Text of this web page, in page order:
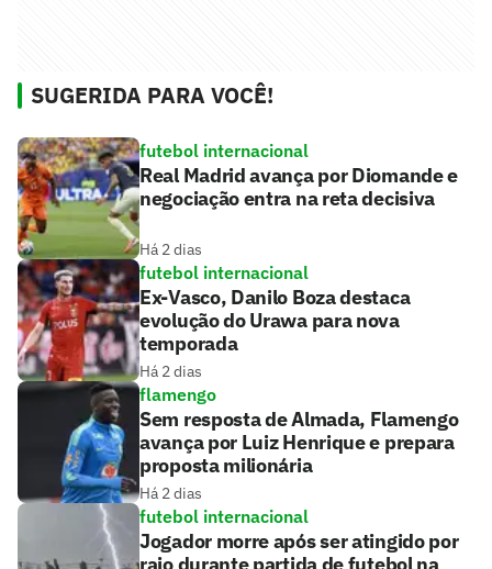
SUGERIDA PARA VOCÊ!
futebol internacional
Real Madrid avança por Diomande e
negociação entra na reta decisiva
Há 2 dias
futebol internacional
Ex-Vasco, Danilo Boza destaca
evolução do Urawa para nova
temporada
Há 2 dias
flamengo
Sem resposta de Almada, Flamengo
avança por Luiz Henrique e prepara
proposta milionária
Há 2 dias
futebol internacional
Jogador morre após ser atingido por